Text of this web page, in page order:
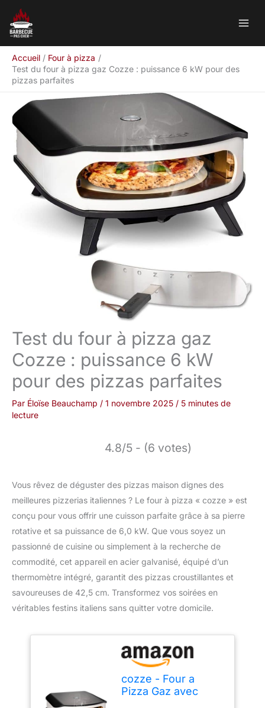
contenu
Accueil
Four à pizza
Test du four à pizza gaz Cozze : puissance 6 kW pour des
pizzas parfaites
Test du four à pizza gaz
Cozze : puissance 6 kW
pour des pizzas parfaites
Par Éloïse Beauchamp / 1 novembre 2025 / 5 minutes de
lecture
4.8/5 - (6 votes)
Vous rêvez de déguster des pizzas maison dignes des
meilleures pizzerias italiennes ? Le four à pizza « cozze » est
conçu pour vous offrir une cuisson parfaite grâce à sa pierre
rotative et sa puissance de 6,0 kW. Que vous soyez un
passionné de cuisine ou simplement à la recherche de
commodité, cet appareil en acier galvanisé, équipé d’un
thermomètre intégré, garantit des pizzas croustillantes et
savoureuses de 42,5 cm. Transformez vos soirées en
véritables festins italiens sans quitter votre domicile.
cozze - Four a
Pizza Gaz avec
Rechercher